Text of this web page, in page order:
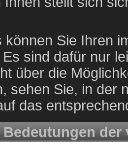
können Sie Ihren
sind dafür nur
über die
sehen Sie, in der
das
Bedeutungen der